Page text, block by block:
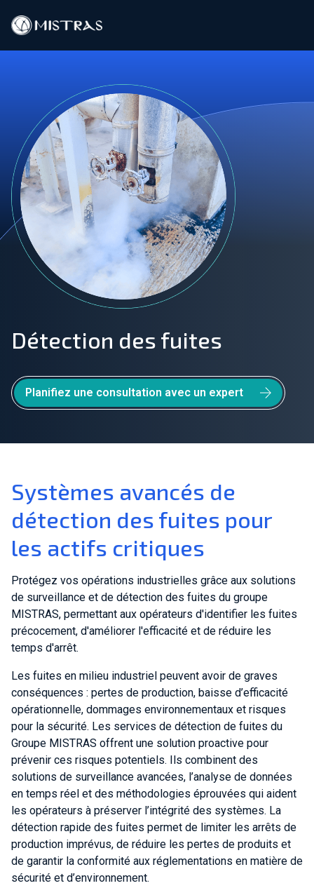
Services sur le terrain
Services en laboratoire
Produits
Industries
Ressources
Contact
Rejoindre notre équipe
À propos de nous
fr-CA
Mondial
Détection des fuites
Planifiez une consultation avec un expert
Systèmes avancés de
détection des fuites pour
les actifs critiques
Protégez vos opérations industrielles grâce aux solutions
de surveillance et de détection des fuites du groupe
MISTRAS, permettant aux opérateurs d'identifier les fuites
précocement, d'améliorer l'efficacité et de réduire les
temps d'arrêt.
Les fuites en milieu industriel peuvent avoir de graves
conséquences : pertes de production, baisse d’efficacité
opérationnelle, dommages environnementaux et risques
pour la sécurité. Les services de détection de fuites du
Groupe MISTRAS offrent une solution proactive pour
prévenir ces risques potentiels. Ils combinent des
solutions de surveillance avancées, l’analyse de données
en temps réel et des méthodologies éprouvées qui aident
les opérateurs à préserver l’intégrité des systèmes. La
détection rapide des fuites permet de limiter les arrêts de
production imprévus, de réduire les pertes de produits et
de garantir la conformité aux réglementations en matière de
sécurité et d’environnement.